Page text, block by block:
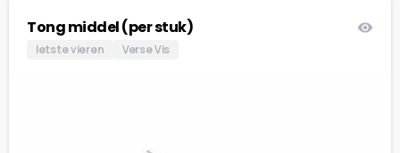
Tong middel (per stuk)
Iets te vieren Verse Vis